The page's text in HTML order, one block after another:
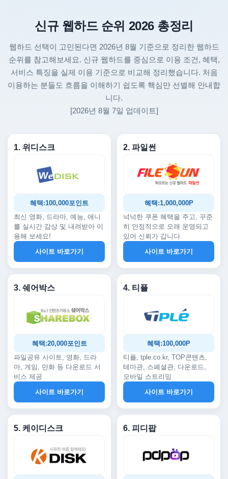
신규 웹하드 순위 2026 총정리
웹하드 선택이 고민된다면 2026년 8월 기준으로 정리한 웹하드
순위를 참고해보세요. 신규 웹하드를 중심으로 이용 조건, 혜택,
서비스 특징을 실제 이용 기준으로 비교해 정리했습니다. 처음
이용하는 분들도 흐름을 이해하기 쉽도록 핵심만 선별해 안내합
니다.
[2026년 8월 7일 업데이트]
1. 위디스크
혜택:100,000포인트
최신 영화, 드라마, 예능, 애니
를 실시간 감상 및 내려받아 이
용해 보세요!
사이트 바로가기
2. 파일썬
혜택:1,000,000P
넉넉한 쿠폰 혜택을 주고, 꾸준
히 안정적으로 오래 운영되고
있어 신뢰가 갑니다.
사이트 바로가기
3. 쉐어박스
혜택:20,000포인트
파일공유 사이트, 영화, 드라
마, 게임, 만화 등 다운로드 서
비스 제공
사이트 바로가기
4. 티플
혜택:100,000P
티플, tple.co.kr, TOP콘텐츠,
테마관, 스페셜관, 다운로드,
모바일 스트리밍
사이트 바로가기
5. 케이디스크 6. 피디팝